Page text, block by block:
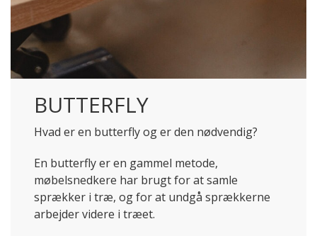
BUTTERFLY
Hvad er en butterfly og er den nødvendig?
En butterfly er en gammel metode,
møbelsnedkere har brugt for at samle
sprækker i træ, og for at undgå sprækkerne
arbejder videre i træet.